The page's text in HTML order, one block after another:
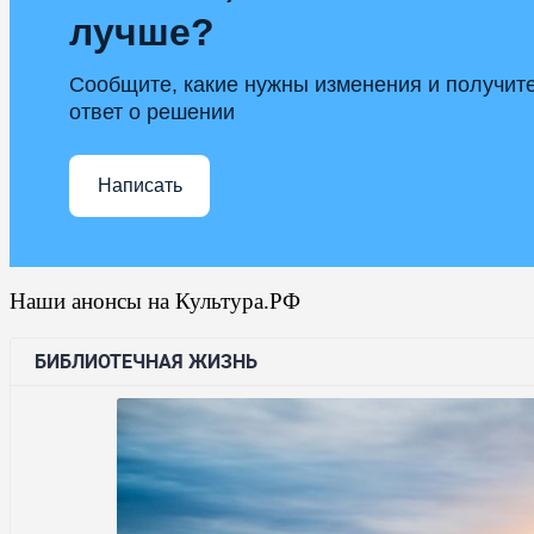
лучше?
Сообщите, какие нужны изменения и
ответ о решении
Написать
Наши анонсы на Культура.РФ